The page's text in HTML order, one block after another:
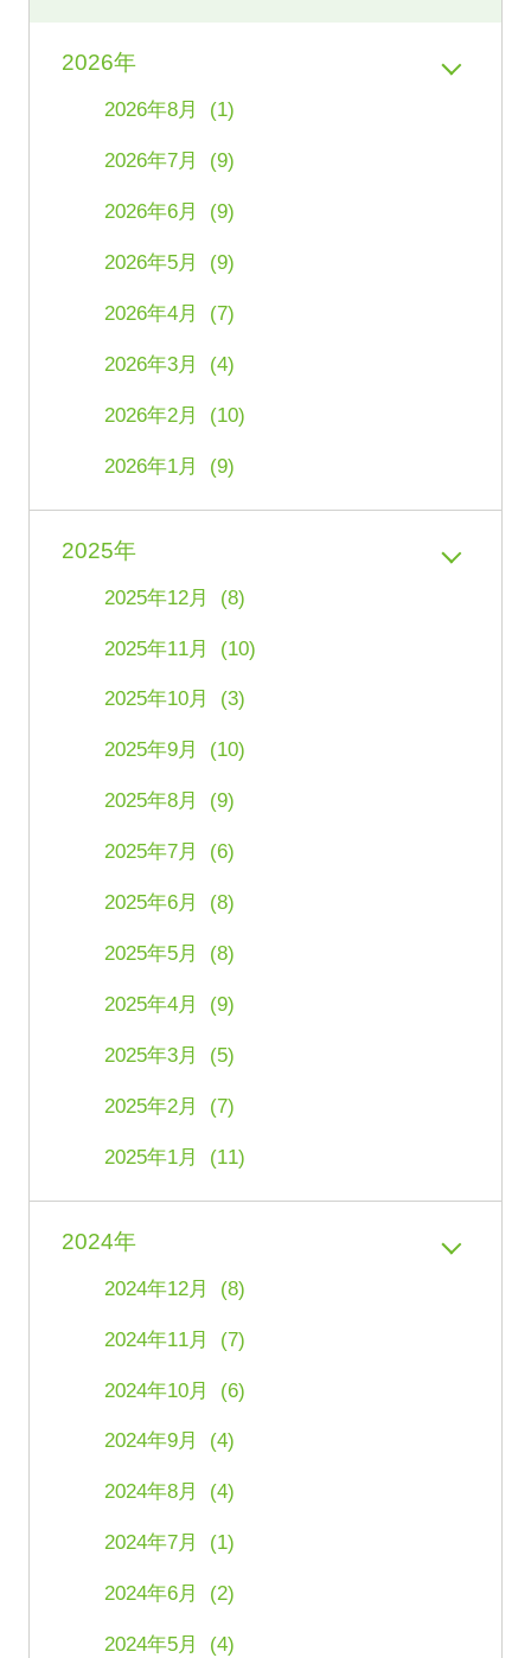
2026年
2026年8月 (1)
2026年7月 (9)
2026年6月 (9)
2026年5月 (9)
2026年4月 (7)
2026年3月 (4)
2026年2月 (10)
2026年1月 (9)
2025年
2025年12月 (8)
2025年11月 (10)
2025年10月 (3)
2025年9月 (10)
2025年8月 (9)
2025年7月 (6)
2025年6月 (8)
2025年5月 (8)
2025年4月 (9)
2025年3月 (5)
2025年2月 (7)
2025年1月 (11)
2024年
2024年12月 (8)
2024年11月 (7)
2024年10月 (6)
2024年9月 (4)
2024年8月 (4)
2024年7月 (1)
2024年6月 (2)
2024年5月 (4)